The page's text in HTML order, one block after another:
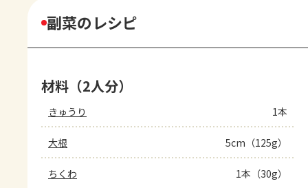
副菜のレシピ
材料（2人分）
きゅうり 1本
大根 5cm（125g）
ちくわ 1本（30g）